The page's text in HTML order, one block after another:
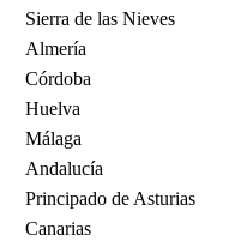
Sierra de las Nieves
Almería
Córdoba
Huelva
Málaga
Andalucía
Principado de Asturias
Canarias